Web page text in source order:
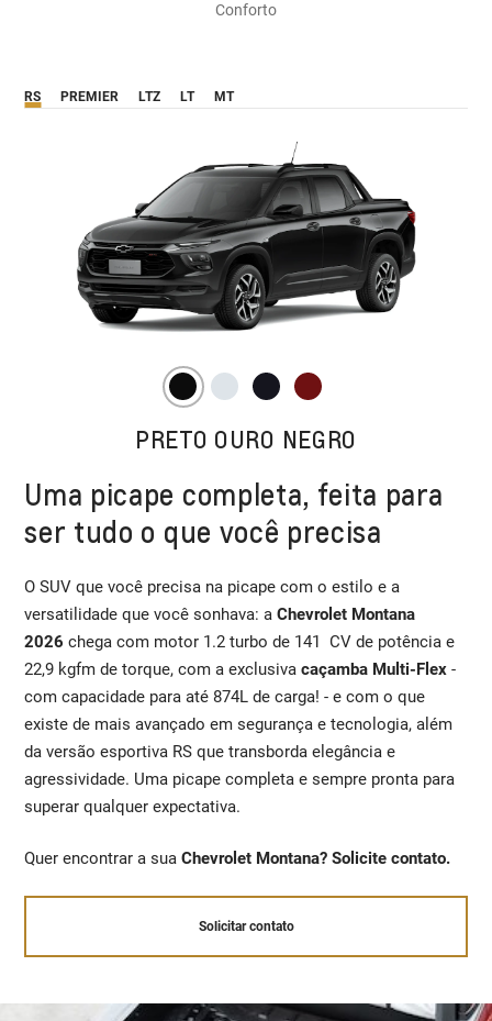
Conforto
RS PREMIER LTZ LT MT
PRETO OURO NEGRO
Uma picape completa, feita para
ser tudo o que você precisa
O SUV que você precisa na picape com o estilo e a
versatilidade que você sonhava: aChevrolet Montana
2026 chega com motor 1.2 turbo de 141 CV de potência e
22,9 kgfm de torque, com a exclusiva caçamba Multi-Flex -
com capacidade para até 874L de carga! - e com o que
existe de mais avançado em segurança e tecnologia, além
da versão esportiva RS que transborda elegância e
agressividade. Uma picape completa e sempre pronta para
superar qualquer expectativa.
Quer encontrar a sua Chevrolet Montana? Solicite contato.
Solicitar contato